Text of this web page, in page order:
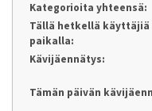
Kategorioita yhteensä:
Tällä hetkellä käyttäjiä
paikalla:
Kävijäennätys:
Tämän päivän